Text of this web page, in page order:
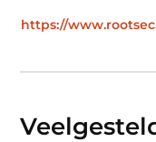
https://